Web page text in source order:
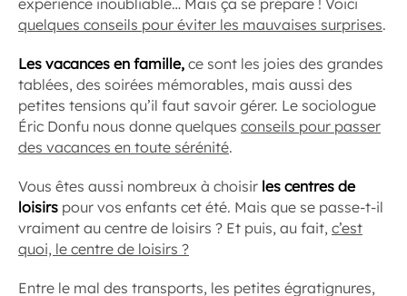
quelques conseils pour éviter les mauvaises surprises.
Les vacances en famille, ce sont les joies des grandes
tablées, des soirées mémorables, mais aussi des
petites tensions qu’il faut savoir gérer. Le sociologue
Éric Donfu nous donne quelques conseils pour passer
des vacances en toute sérénité.
Vous êtes aussi nombreux à choisir les centres de
loisirs pour vos enfants cet été. Mais que se passe-t-il
vraiment au centre de loisirs ? Et puis, au fait, c’est
quoi, le centre de loisirs ?
Entre le mal des transports, les petites égratignures,